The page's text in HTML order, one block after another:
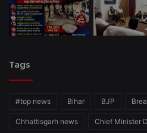
Tags
#top news Bihar BJP
Chhattisgarh news Chief Minister